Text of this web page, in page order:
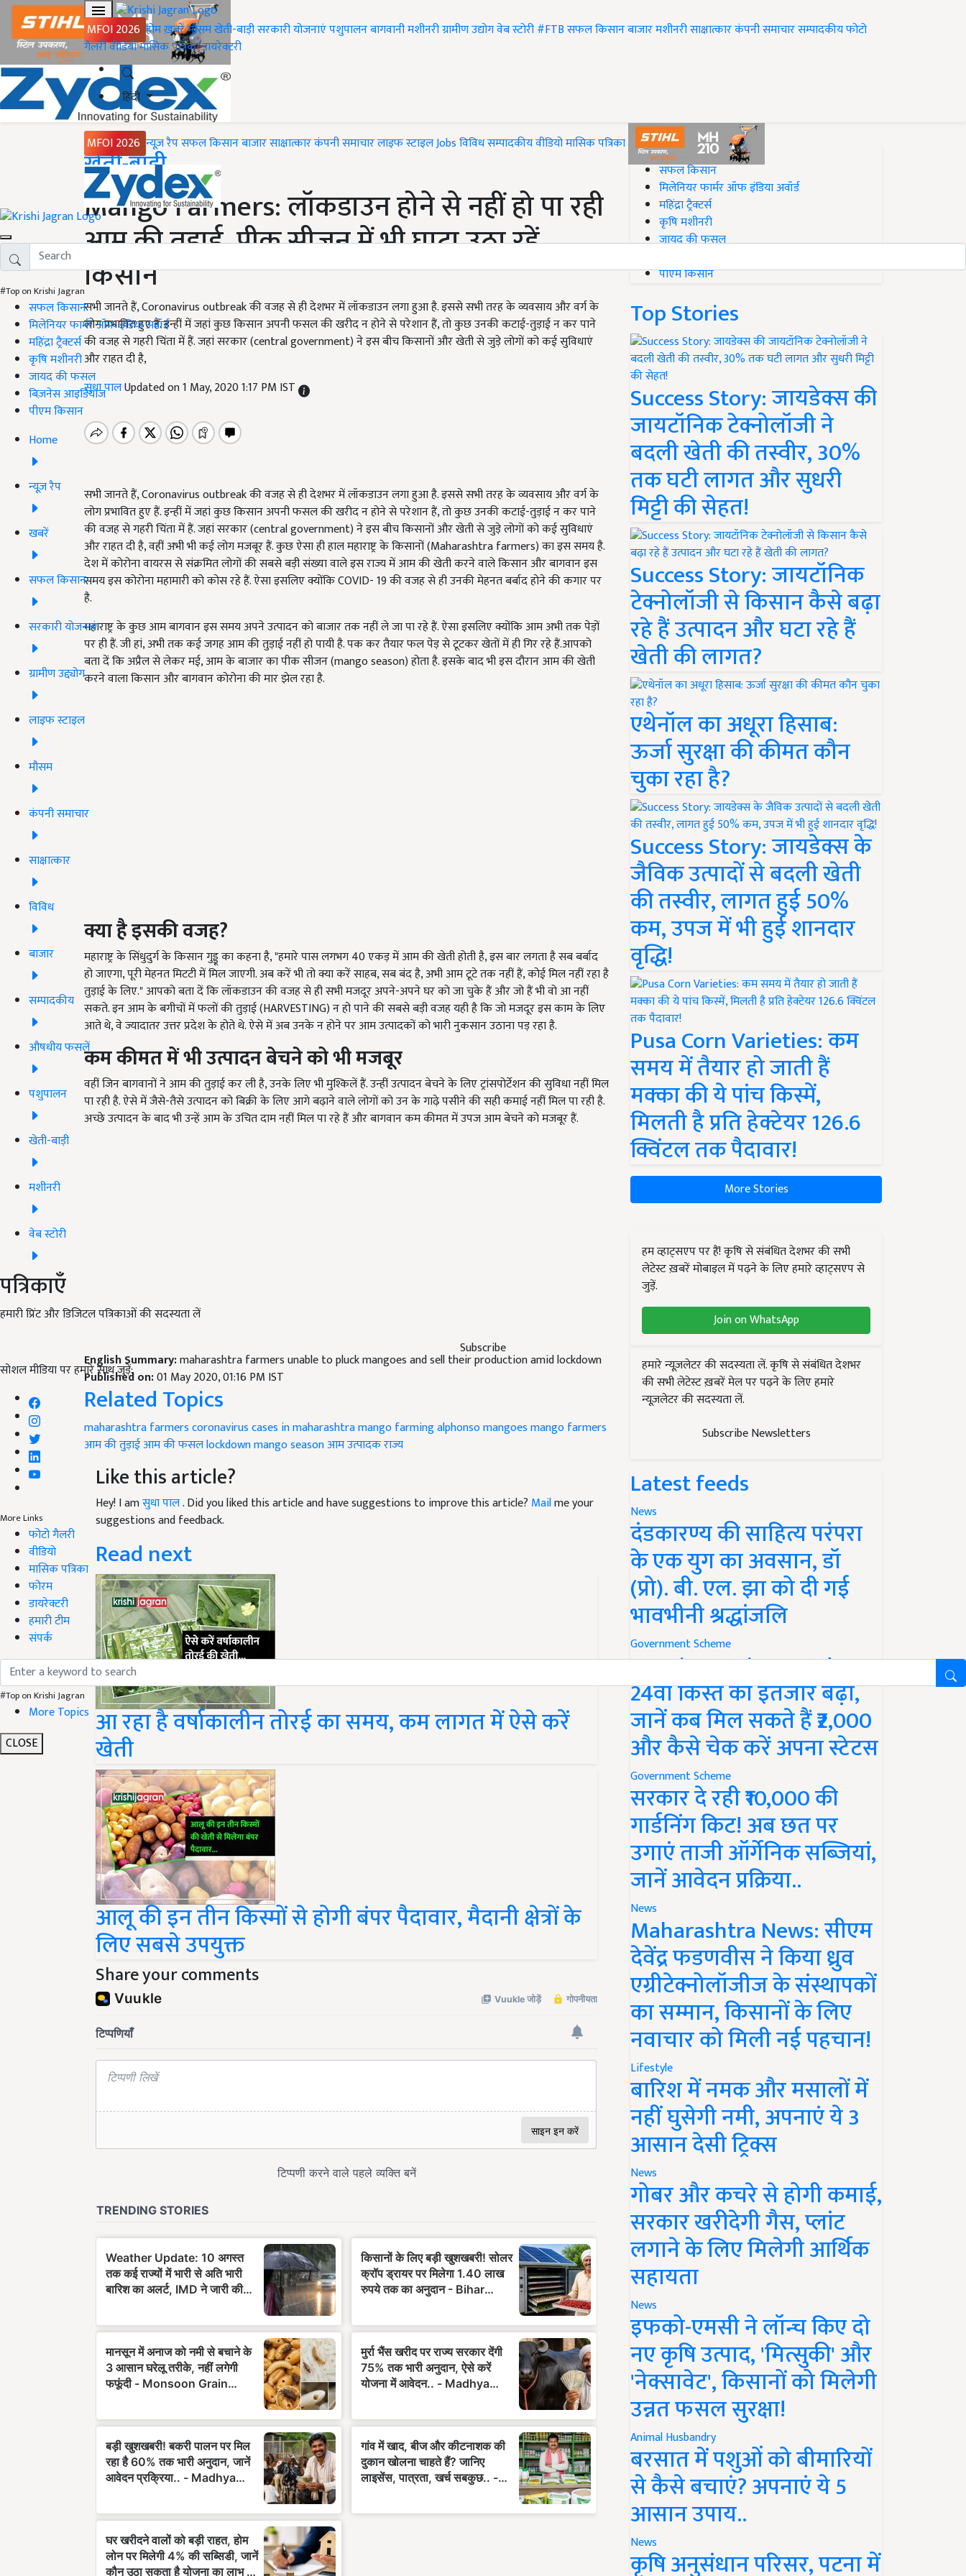
MFOI 2026 होमख़बरेंमौसमखेती-बाड़ीसरकारी योजनाएंपशुपालनबागवानीमशीनरीग्रामीण उद्योगवेब स्टोरी#FTBसफल किसानबाजारमशीनरीसाक्षात्कारकंपनी समाचारसम्पादकीयफोटो
गैलरीवीडियोमासिक पत्रिकाडायरेक्टरी
हिंदी
MFOI 2026 न्यूज़ रैपसफल किसानबाजारसाक्षात्कारकंपनी समाचारलाइफ स्टाइलJobsविविधसम्पादकीयवीडियोमासिक पत्रिका
#Top on Krishi Jagran
सफल किसान
मिलेनियर फार्मर ऑफ इंडिया अवॉर्ड
महिंद्रा ट्रैक्टर्स
कृषि मशीनरी
जायद की फसल
बिज़नेस आइडियाज
पीएम किसान
Home
न्यूज़ रैप
खबरें
सफल किसान
सरकारी योजनाएं
ग्रामीण उद्द्योग
लाइफ स्टाइल
मौसम
कंपनी समाचार
साक्षात्कार
विविध
बाजार
सम्पादकीय
औषधीय फसलें
पशुपालन
खेती-बाड़ी
मशीनरी
वेब स्टोरी
पत्रिकाएँ
हमारी प्रिंट और डिजिटल पत्रिकाओं की सदस्यता लें
Subscribe
सोशल मीडिया पर हमारे साथ जुड़ें:
More Links
फोटो गैलरी
वीडियो
मासिक पत्रिका
फोरम
डायरेक्टरी
हमारी टीम
संपर्क
#Top on Krishi Jagran
More Topics
CLOSE
Home
खेती-बाड़ी
Mango Farmers: लॉकडाउन होने से नहीं हो पा रही
आम की तुड़ाई, पीक सीजन में भी घाटा उठा रहें
किसान
सभी जानते हैं, Coronavirus outbreak की वजह से ही देशभर में लॉकडाउन लगा हुआ है. इससे सभी तरह के व्यवसाय और वर्ग के
लोग प्रभावित हुए हैं. इन्हीं में जहां कुछ किसान अपनी फसल की खरीद न होने से परेशान हैं, तो कुछ उनकी कटाई-तुड़ाई न कर पाने
की वजह से गहरी चिंता में हैं. जहां सरकार (central government) ने इस बीच किसानों और खेती से जुड़े लोगों को कई सुविधाएं
और राहत दी है,
सुधा पालUpdated on 1 May, 2020 1:17 PM IST
सभी जानते हैं, Coronavirus outbreak की वजह से ही देशभर में लॉकडाउन लगा हुआ है. इससे सभी तरह के व्यवसाय और वर्ग के
लोग प्रभावित हुए हैं. इन्हीं में जहां कुछ किसान अपनी फसल की खरीद न होने से परेशान हैं, तो कुछ उनकी कटाई-तुड़ाई न कर पाने
की वजह से गहरी चिंता में हैं. जहां सरकार (central government) ने इस बीच किसानों और खेती से जुड़े लोगों को कई सुविधाएं
और राहत दी है, वहीं अभी भी कई लोग मजबूर हैं. कुछ ऐसा ही हाल महाराष्ट्र के किसानों (Maharashtra farmers) का इस समय है.
देश में कोरोना वायरस से संक्रमित लोगों की सबसे बड़ी संख्या वाले इस राज्य में आम की खेती करने वाले किसान और बागवान इस
समय इस कोरोना महामारी को कोस रहे हैं. ऐसा इसलिए क्योंकि COVID- 19 की वजह से ही उनकी मेहनत बर्बाद होने की कगार पर
है.
महाराष्ट्र के कुछ आम बागवान इस समय अपने उत्पादन को बाजार तक नहीं ले जा पा रहे हैं. ऐसा इसलिए क्योंकि आम अभी तक पेड़ों
पर ही हैं. जी हां, अभी तक कई जगह आम की तुड़ाई नहीं हो पायी है. पक कर तैयार फल पेड़ से टूटकर खेतों में ही गिर रहे हैं.आपको
बता दें कि अप्रैल से लेकर मई, आम के बाजार का पीक सीजन (mango season) होता है. इसके बाद भी इस दौरान आम की खेती
करने वाला किसान और बागवान कोरोना की मार झेल रहा है.
क्या है इसकी वजह?
महाराष्ट्र के सिंधुदुर्ग के किसान गुड्डू का कहना है, "हमारे पास लगभग 40 एकड़ में आम की खेती होती है, इस बार लगता है सब बर्बाद
हो जाएगा, पूरी मेहनत मिटटी में मिल जाएगी. अब करें भी तो क्या करें साहब, सब बंद है, अभी आम टूटे तक नहीं हैं, कोई मिल नहीं रहा है
तुड़ाई के लिए." आपको बता दें कि लॉकडाउन की वजह से ही सभी मजदूर अपने-अपने घर को जा चुके हैं और जो हैं भी वो आ नहीं
सकते. इन आम के बगीचों में फलों की तुड़ाई (HARVESTING) न हो पाने की सबसे बड़ी वजह यही है कि जो मजदूर इस काम के लिए
आते थे, वे ज्यादातर उत्तर प्रदेश के होते थे. ऐसे में अब उनके न होने पर आम उत्पादकों को भारी नुकसान उठाना पड़ रहा है.
कम कीमत में भी उत्पादन बेचने को भी मजबूर
वहीं जिन बागवानों ने आम की तुड़ाई कर ली है, उनके लिए भी मुश्किलें हैं. उन्हीं उत्पादन बेचने के लिए ट्रांसपोर्टेशन की सुविधा नहीं मिल
पा रही है. ऐसे में जैसे-तैसे उत्पादन को बिक्री के लिए आगे बढ़ाने वाले लोगों को उन के गाढ़े पसीने की सही कमाई नहीं मिल पा रही है.
अच्छे उत्पादन के बाद भी उन्हें आम के उचित दाम नहीं मिल पा रहे हैं और बागवान कम कीमत में उपज आम बेचने को मजबूर हैं.
English Summary:maharashtra farmers unable to pluck mangoes and sell their production amid lockdown
Published on:01 May 2020, 01:16 PM IST
Related Topics
maharashtra farmerscoronavirus cases in maharashtramango farmingalphonso mangoesmango farmers
आम की तुड़ाईआम की फसलlockdownmango seasonआम उत्पादक राज्य
Like this article?
Hey! I amसुधा पाल. Did you liked this article and have suggestions to improve this article? Mailme your
suggestions and feedback.
Read next
आ रहा है वर्षाकालीन तोरई का समय, कम लागत में ऐसे करें
खेती
आलू की इन तीन किस्मों से होगी बंपर पैदावार, मैदानी क्षेत्रों के
लिए सबसे उपयुक्त
Share your comments
#Top on Krishi Jagran
सफल किसान
मिलेनियर फार्मर ऑफ इंडिया अवॉर्ड
महिंद्रा ट्रैक्टर्स
कृषि मशीनरी
जायद की फसल
पीएम किसान
Top Stories
Success Story: जायडेक्स की
जायटॉनिक टेक्नोलॉजी ने
बदली खेती की तस्वीर, 30%
तक घटी लागत और सुधरी
मिट्टी की सेहत!
Success Story: जायटॉनिक
टेक्नोलॉजी से किसान कैसे बढ़ा
रहे हैं उत्पादन और घटा रहे हैं
खेती की लागत?
एथेनॉल का अधूरा हिसाब:
ऊर्जा सुरक्षा की कीमत कौन
चुका रहा है?
Success Story: जायडेक्स के
जैविक उत्पादों से बदली खेती
की तस्वीर, लागत हुई 50%
कम, उपज में भी हुई शानदार
वृद्धि!
Pusa Corn Varieties: कम
समय में तैयार हो जाती हैं
मक्का की ये पांच किस्में,
मिलती है प्रति हेक्टेयर 126.6
क्विंटल तक पैदावार!
More Stories
हम व्हाट्सएप पर हैं! कृषि से संबंधित देशभर की सभी
लेटेस्ट ख़बरें मोबाइल में पढ़ने के लिए हमारे व्हाट्सएप से
जुड़ें.
Join on WhatsApp
हमारे न्यूज़लेटर की सदस्यता लें. कृषि से संबंधित देशभर
की सभी लेटेस्ट ख़बरें मेल पर पढ़ने के लिए हमारे
न्यूज़लेटर की सदस्यता लें.
Subscribe Newsletters
Latest feeds
News
दंडकारण्य की साहित्य परंपरा
के एक युग का अवसान, डॉ
(प्रो). बी. एल. झा को दी गई
भावभीनी श्रद्धांजलि
Government Scheme
PM Kisan Yojana Update:
24वीं किस्त का इंतजार बढ़ा,
जानें कब मिल सकते हैं ₹2,000
और कैसे चेक करें अपना स्टेटस
Government Scheme
सरकार दे रही ₹10,000 की
गार्डनिंग किट! अब छत पर
उगाएं ताजी ऑर्गेनिक सब्जियां,
जानें आवेदन प्रक्रिया..
News
Maharashtra News: सीएम
देवेंद्र फडणवीस ने किया ध्रुव
एग्रीटेक्नोलॉजीज के संस्थापकों
का सम्मान, किसानों के लिए
नवाचार को मिली नई पहचान!
Lifestyle
बारिश में नमक और मसालों में
नहीं घुसेगी नमी, अपनाएं ये 3
आसान देसी ट्रिक्स
News
गोबर और कचरे से होगी कमाई,
सरकार खरीदेगी गैस, प्लांट
लगाने के लिए मिलेगी आर्थिक
सहायता
News
इफको-एमसी ने लॉन्च किए दो
नए कृषि उत्पाद, 'मित्सुकी' और
'नेक्सावेट', किसानों को मिलेगी
उन्नत फसल सुरक्षा!
Animal Husbandry
बरसात में पशुओं को बीमारियों
से कैसे बचाएं? अपनाएं ये 5
आसान उपाय..
News
कृषि अनुसंधान परिसर, पटना में